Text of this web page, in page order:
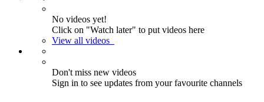
No videos yet!
Click on "Watch later" to put videos here
View all videos
Don't miss new videos
Sign in to see updates from your favourite channels